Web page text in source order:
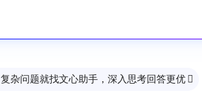
复杂问题就找文心助手，深入思考回答更优 